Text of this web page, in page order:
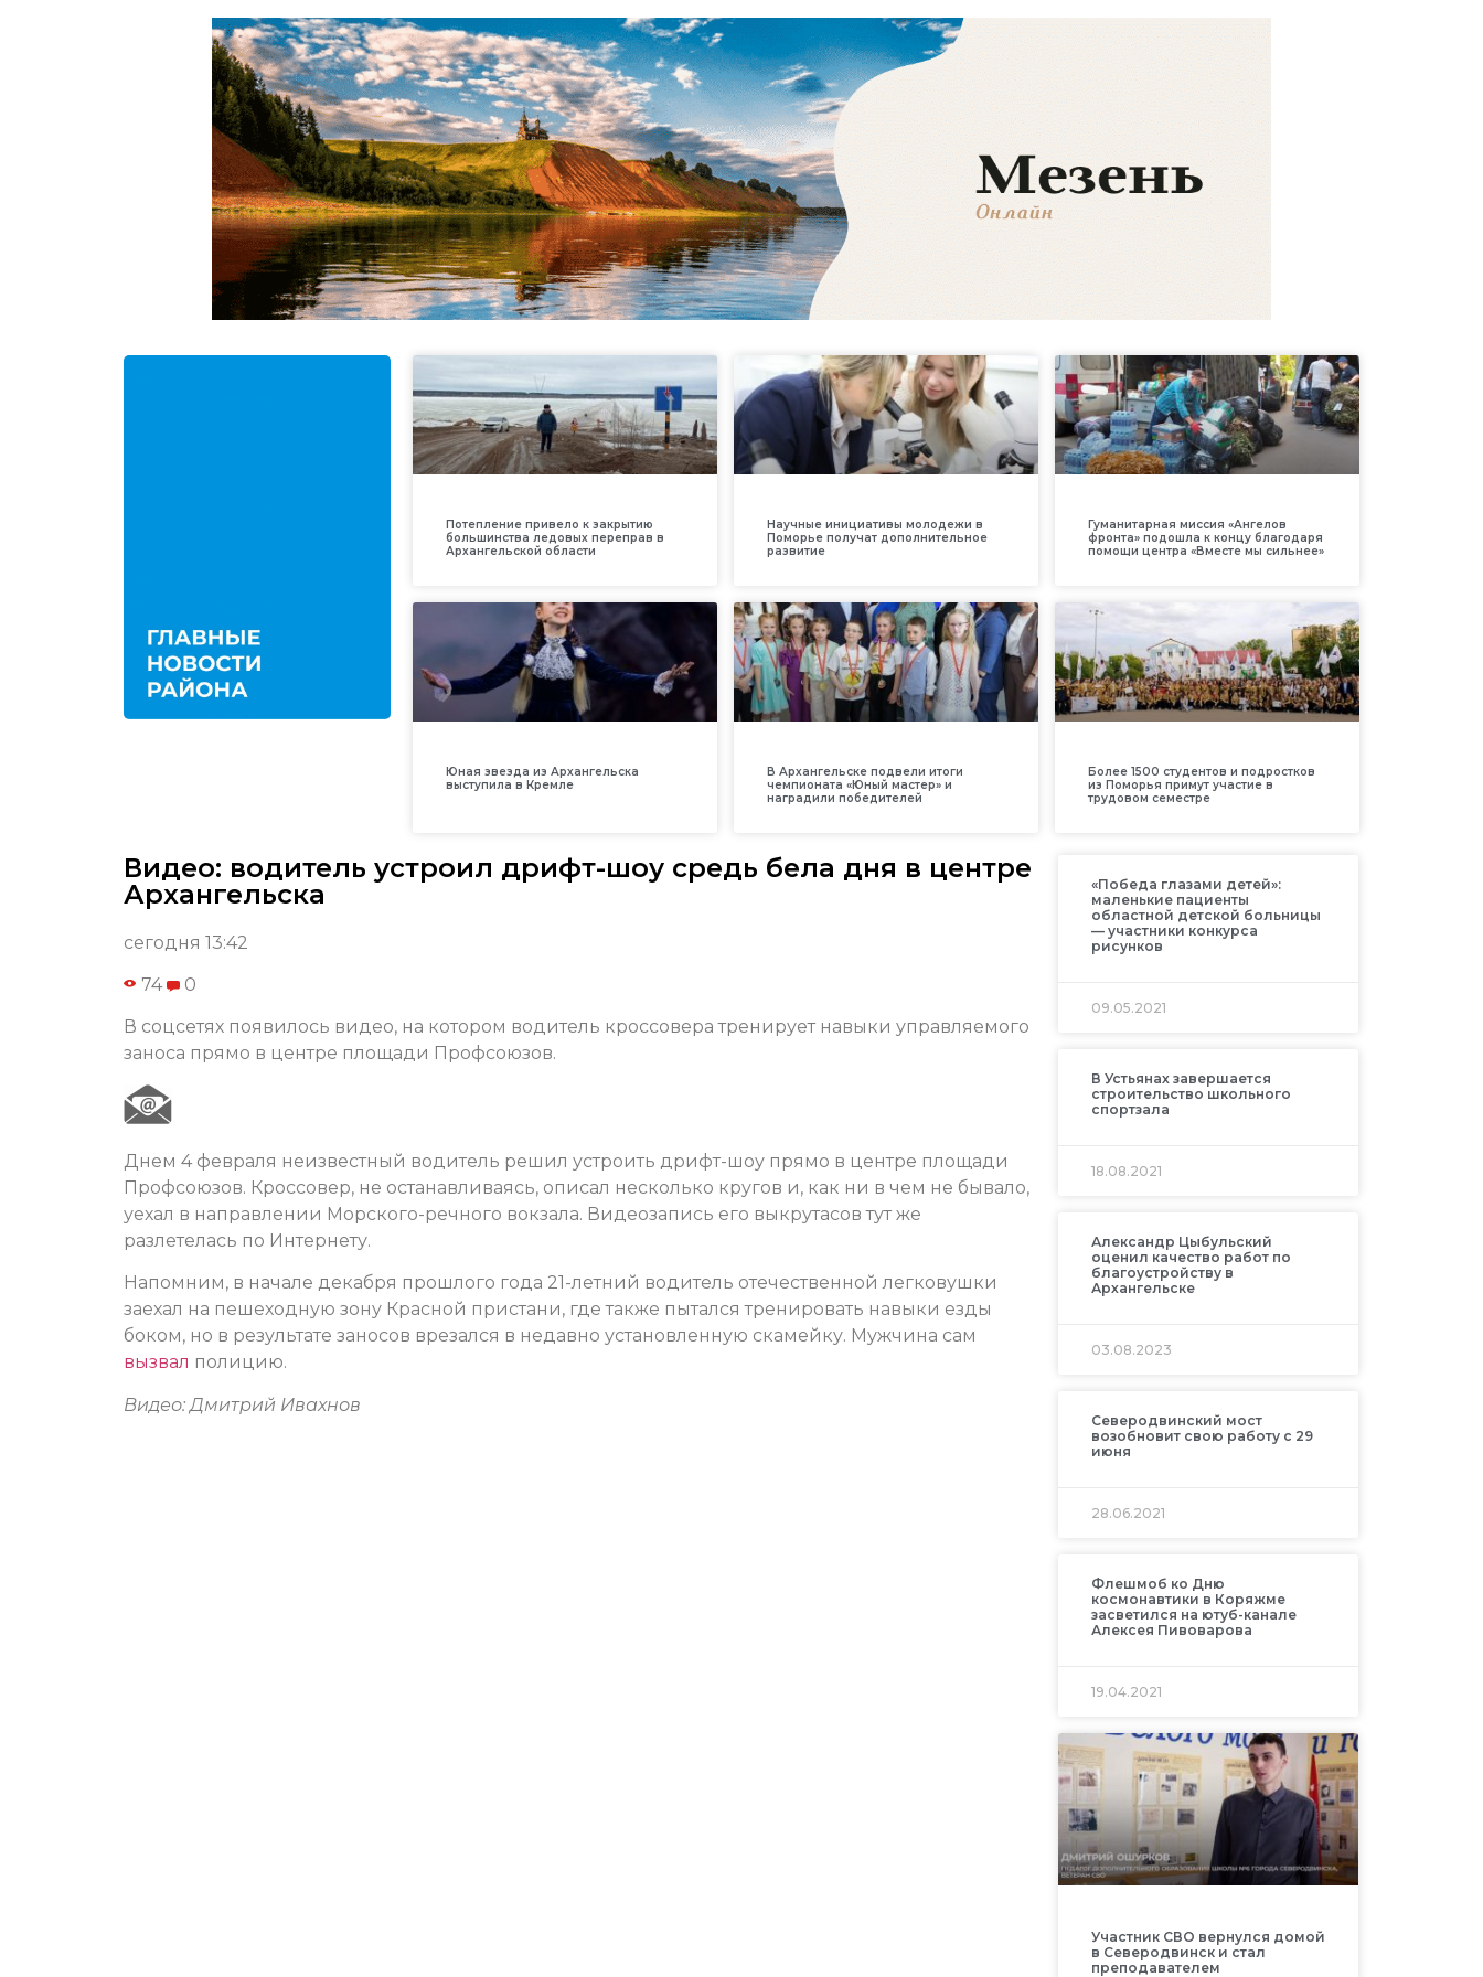
Потепление привело к закрытию
большинства ледовых переправ в
Архангельской области
Научные инициативы молодежи в
Поморье получат дополнительное
развитие
Гуманитарная миссия «Ангелов
фронта» подошла к концу благодаря
помощи центра «Вместе мы сильнее»
Юная звезда из Архангельска
выступила в Кремле
В Архангельске подвели итоги
чемпионата «Юный мастер» и
наградили победителей
Более 1500 студентов и подростков
из Поморья примут участие в
трудовом семестре
Видео: водитель устроил дрифт-шоу средь бела дня в центре
Архангельска
сегодня 13:42
74 0
В соцсетях появилось видео, на котором водитель кроссовера тренирует навыки управляемого
заноса прямо в центре площади Профсоюзов.
Днем 4 февраля неизвестный водитель решил устроить дрифт-шоу прямо в центре площади
Профсоюзов. Кроссовер, не останавливаясь, описал несколько кругов и, как ни в чем не бывало,
уехал в направлении Морского-речного вокзала. Видеозапись его выкрутасов тут же
разлетелась по Интернету.
Напомним, в начале декабря прошлого года 21-летний водитель отечественной легковушки
заехал на пешеходную зону Красной пристани, где также пытался тренировать навыки езды
боком, но в результате заносов врезался в недавно установленную скамейку. Мужчина сам
вызвал полицию.
Видео: Дмитрий Ивахнов
«Победа глазами детей»:
маленькие пациенты
областной детской больницы
— участники конкурса
рисунков
09.05.2021
В Устьянах завершается
строительство школьного
спортзала
18.08.2021
Александр Цыбульский
оценил качество работ по
благоустройству в
Архангельске
03.08.2023
Северодвинский мост
возобновит свою работу с 29
июня
28.06.2021
Флешмоб ко Дню
космонавтики в Коряжме
засветился на ютуб-канале
Алексея Пивоварова
19.04.2021
Участник СВО вернулся домой
в Северодвинск и стал
преподавателем